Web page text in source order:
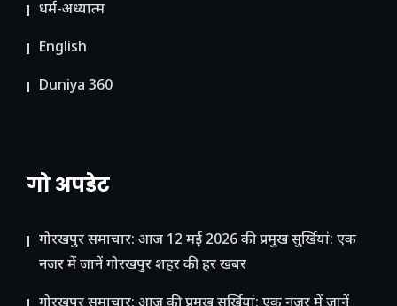
धर्म-अध्यात्म
English
Duniya 360
गो अपडेट
गोरखपुर समाचार: आज 12 मई 2026 की प्रमुख सुर्खियां: एक
नजर में जानें गोरखपुर शहर की हर खबर